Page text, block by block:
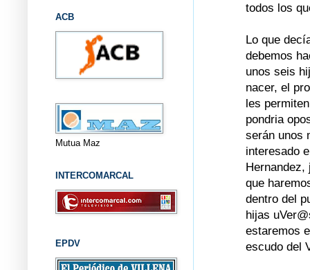
todos los
Lo que
debemos
unos seis
nacer, el
les
pondria
serán unos
interesado
Hernandez,
que
dentro del
hijas
estaremos
escudo del
ACB
Mutua Maz
INTERCOMARCAL
EPDV